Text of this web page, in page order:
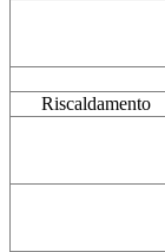
Riscaldamento